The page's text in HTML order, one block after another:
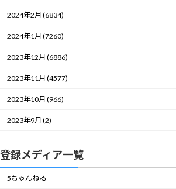
2024年2月 (6834)
2024年1月 (7260)
2023年12月 (6886)
2023年11月 (4577)
2023年10月 (966)
2023年9月 (2)
登録メディア一覧
5ちゃんねる